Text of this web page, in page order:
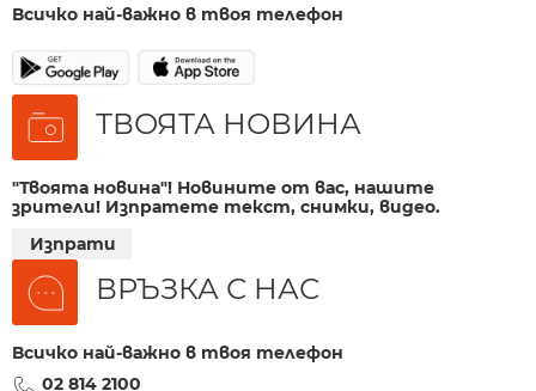
Всичко най-важно в твоя телефон
ТВОЯТА НОВИНА
"Твоята новина"! Новините от вас, нашите
зрители! Изпратете текст, снимки, видео.
Изпрати
ВРЪЗКА С НАС
Всичко най-важно в твоя телефон
02 814 2100